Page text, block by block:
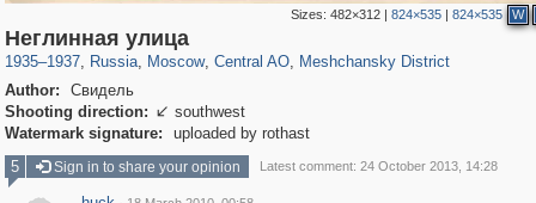
Sizes:482×312 |824×535 |824×535 W
Неглинная улица
1935–1937, Russia
1,405,779
, Moscow
319,716 8,286
, Central AO
159,930
, Meshchansky District
Author:
Свидель
Shooting direction:  southwest
Watermark signature:
uploaded by rothast
5
Sign in to share your opinion Latest comment: 24 October 2013, 14:28